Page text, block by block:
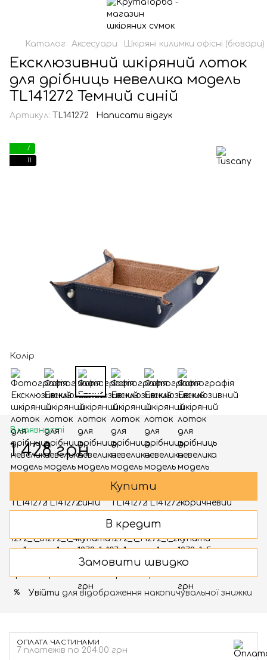
Каталог Аксесуари Шкіряні килимки офісні (бювари)
Ексклюзивний шкіряний лоток
для дрібниць невелика модель
TL141272 Темний синій
Артикул: TL141272 Написати відгук
7
11
Колір
В наявності
1 428 грн
Купити
В кредит
Замовити швидко
% Увійти для відображення накопичувальної знижки
ОПЛАТА ЧАСТИНАМИ
7 платежів по 204.00 грн